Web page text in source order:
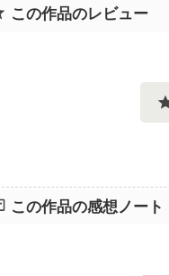
この作品のレビュー
この作品の感想ノート